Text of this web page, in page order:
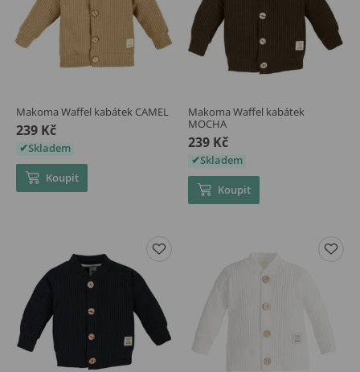
Makoma Waffel kabátek CAMEL
239 Kč
Skladem
Koupit
Makoma Waffel kabátek
MOCHA
239 Kč
Skladem
Koupit